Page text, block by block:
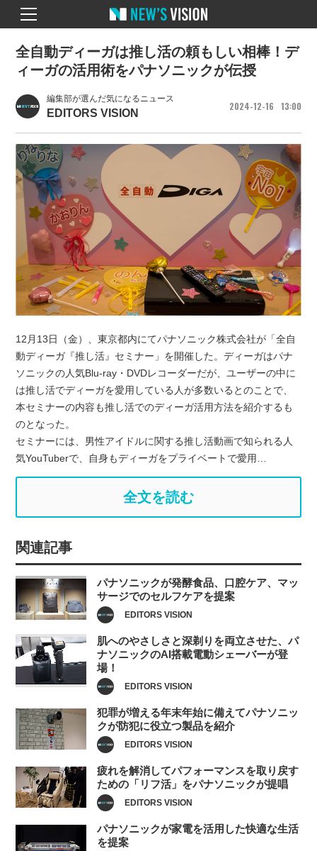
編集部が選んだ気になるニュース
EDITORS VISION
2024 12 16 13 00
全自動ディーガは推し活の頼もしい相棒！デ
ィーガの活用術をパナソニックが伝授
12月13日（金）、東京都内にてパナソニック株式会社が「全自
動ディーガ『推し活』セミナー」を開催した。ディーガはパナ
ソニックの人気Blu-ray・DVDレコーダーだが、ユーザーの中に
は推し活でディーガを愛用している人が多数いるとのことで、
本セミナーの内容も推し活でのディーガ活用方法を紹介するも
のとなった。
セミナーには、男性アイドルに関する推し活動画で知られる人
気YouTuberで、自身もディーガをプライベートで愛用…
全文を読む
関連記事
パナソニックが発酵食品、口腔ケア、マッ
サージでのセルフケアを提案
EDITORS VISION
肌へのやさしさと深剃りを両立させた、パ
ナソニックのAI搭載電動シェーバーが登
場！
EDITORS VISION
犯罪が増える年末年始に備えてパナソニッ
クが防犯に役立つ製品を紹介
EDITORS VISION
疲れを解消してパフォーマンスを取り戻す
ための「リフ活」をパナソニックが提唱
EDITORS VISION
パナソニックが家電を活用した快適な生活
を提案